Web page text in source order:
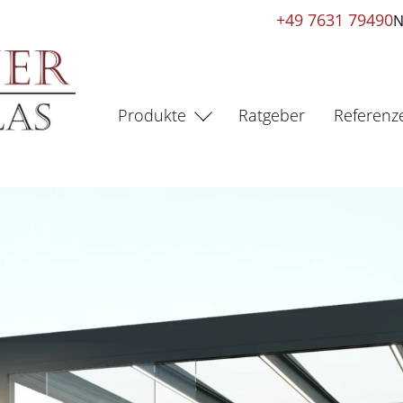
+49 7631 79490
Produkte Ratgeber